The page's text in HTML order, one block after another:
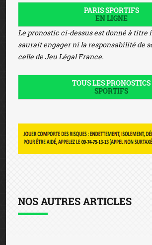
PARIS SPORTIFS
EN LIGNE
Le pronostic ci-dessus est donné à titre
saurait engager ni la responsabilité de
celle de Jeu Légal France.
TOUS LES PRONOSTICS
SPORTIFS
NOS AUTRES ARTICLES